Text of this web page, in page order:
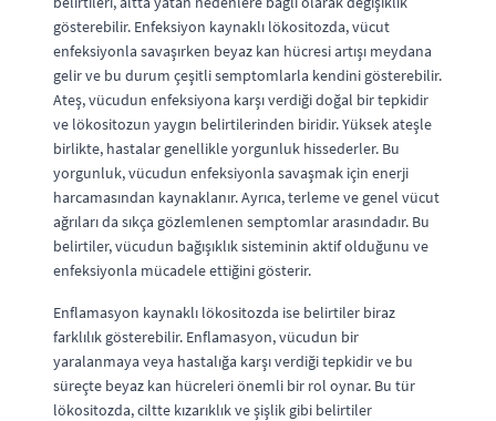
gösterebilir. Enfeksiyon kaynaklı lökositozda, vücut
enfeksiyonla savaşırken beyaz kan hücresi artışı meydana
gelir ve bu durum çeşitli semptomlarla kendini gösterebilir.
Ateş, vücudun enfeksiyona karşı verdiği doğal bir tepkidir
ve lökositozun yaygın belirtilerinden biridir. Yüksek ateşle
birlikte, hastalar genellikle yorgunluk hissederler. Bu
yorgunluk, vücudun enfeksiyonla savaşmak için enerji
harcamasından kaynaklanır. Ayrıca, terleme ve genel vücut
ağrıları da sıkça gözlemlenen semptomlar arasındadır. Bu
belirtiler, vücudun bağışıklık sisteminin aktif olduğunu ve
enfeksiyonla mücadele ettiğini gösterir.
Enflamasyon kaynaklı lökositozda ise belirtiler biraz
farklılık gösterebilir. Enflamasyon, vücudun bir
yaralanmaya veya hastalığa karşı verdiği tepkidir ve bu
süreçte beyaz kan hücreleri önemli bir rol oynar. Bu tür
lökositozda, ciltte kızarıklık ve şişlik gibi belirtiler